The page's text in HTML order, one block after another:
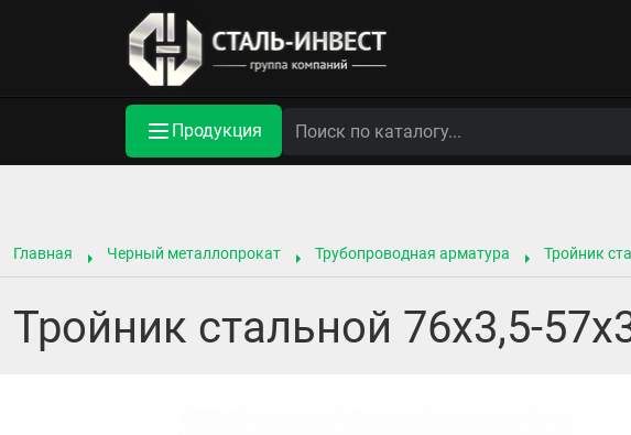
Продукция
Главная Черный металлопрокат Трубопроводная арматура Тройник
Тройник стальной 76х3,5-